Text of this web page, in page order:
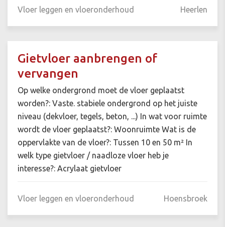
Vloer leggen en vloeronderhoud Heerlen
Gietvloer aanbrengen of
vervangen
Op welke ondergrond moet de vloer geplaatst
worden?: Vaste. stabiele ondergrond op het juiste
niveau (dekvloer, tegels, beton, ...) In wat voor ruimte
wordt de vloer geplaatst?: Woonruimte Wat is de
oppervlakte van de vloer?: Tussen 10 en 50 m² In
welk type gietvloer / naadloze vloer heb je
interesse?: Acrylaat gietvloer
Vloer leggen en vloeronderhoud Hoensbroek